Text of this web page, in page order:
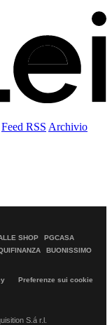
Feed RSS Archivio
SHOP
PGCASA
BUONISSIMO
Preferenze sui cookie
S.á r.l.